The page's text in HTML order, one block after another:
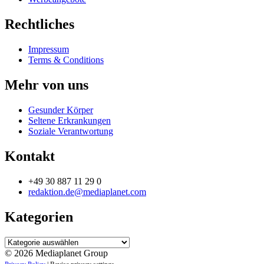
Rechtliches
Impressum
Terms & Conditions
Mehr von uns
Gesunder Körper
Seltene Erkrankungen
Soziale Verantwortung
Kontakt
+49 30 887 11 29 0
redaktion.de@mediaplanet.com
Kategorien
Kategorien
© 2026 Mediaplanet Group